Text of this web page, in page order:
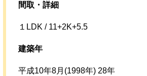
間取・詳細
１LDK / 11+2K+5.5
建築年
平成10年8月(1998年) 28年